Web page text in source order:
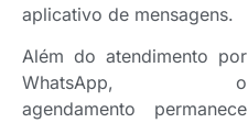
aplicativo de mensagens.
Além do atendimento por
WhatsApp, o
agendamento permanece